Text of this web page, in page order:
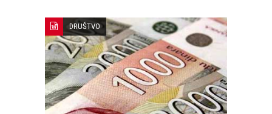
DRUŠTVO